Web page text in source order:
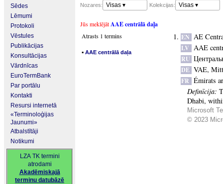
Sēdes
Lēmumi
Protokoli
Vēstules
Publikācijas
Konsultācijas
Vārdnīcas
EuroTermBank
Par portālu
Kontakti
Resursi internetā
«Terminoloģijas
Jaunumi»
Atbalstītāji
Notikumi
LZA TK termini
atrodami
Akadēmiskajā
terminu datubāzē
Nozares:
Visas ▾ Kolekcijas: Visas ▾
Jūs meklējātAAE centrālā daļa
Atrasts 1 termins
▪ AAE centrālā daļa
EN AE
LV AAE
RU
DE VAE,
FR Émirats
Definīcija:
Dhabi,
Microsoft
© 2023